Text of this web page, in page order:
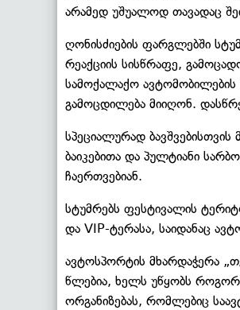
არამედ უშუალოდ თავადაც
ღონისძიების ფარგლებში
რეაქციის სისწრაფე,
სამოქალაქო ავტომობილების
გამოცდილება მიიღონ.
სპეციალურად
ბაიკებითა და პულტიანი
ჩაერთვებიან.
სტუმრებს ფესტივალის
და VIP-ტერასა, საიდანაც
ავტოსპორტის მხარდაჭერა
წლებია, ხელს უწყობს
ორგანიზებას, რომლებიც